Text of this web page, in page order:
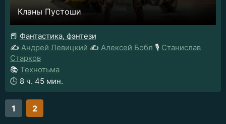
Кланы Пустоши
📕 Фантастика, фэнтези
✍️ Андрей Левицкий ✍️ Алексей Бобл 🎙️ Станислав
Старков
📚 Технотьма
🕒 8 ч. 45 мин.
1 2